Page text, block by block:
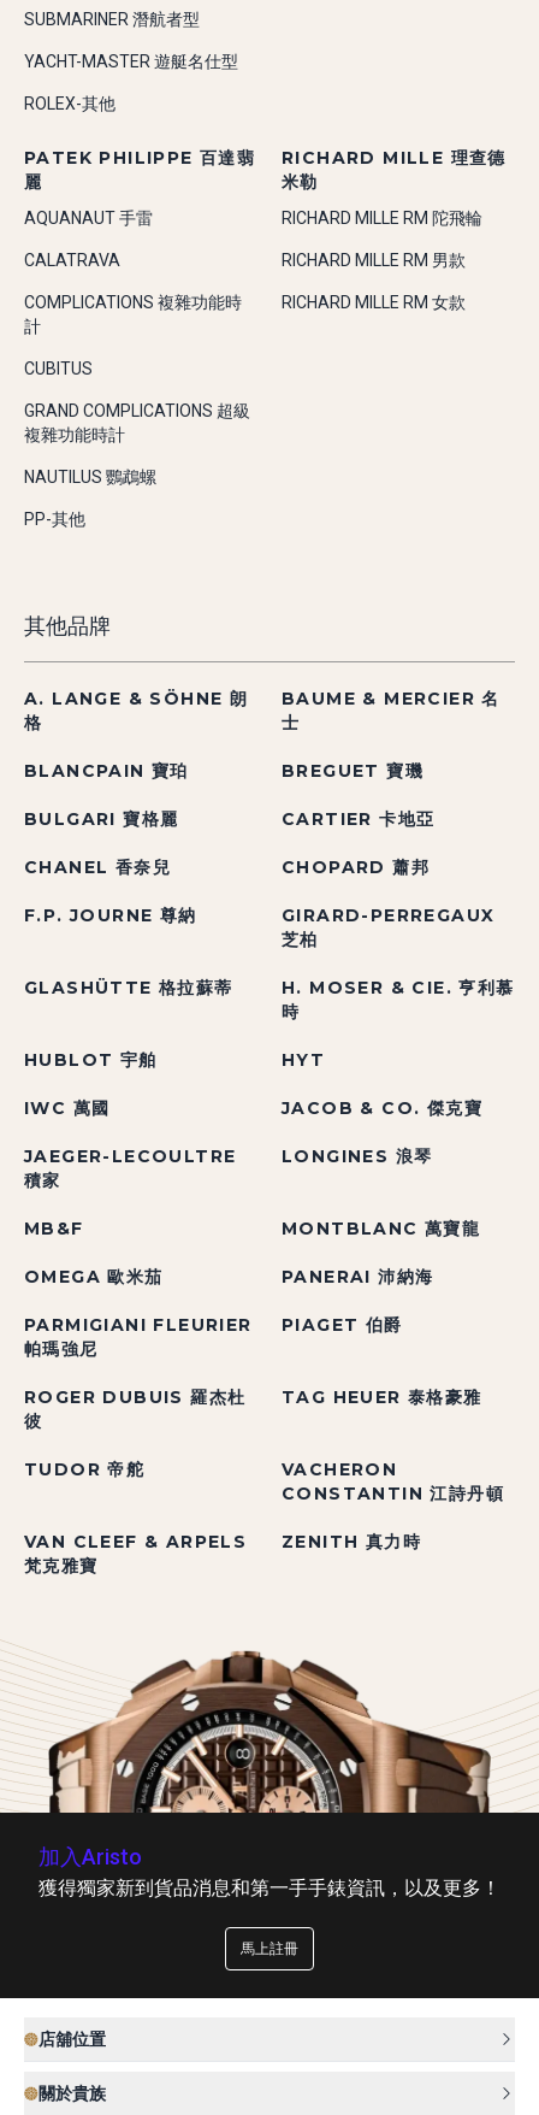
SUBMARINER 潛航者型
YACHT-MASTER 遊艇名仕型
ROLEX-其他
PATEK PHILIPPE 百達翡
麗
AQUANAUT 手雷
CALATRAVA
COMPLICATIONS 複雜功能時
計
CUBITUS
GRAND COMPLICATIONS 超級
複雜功能時計
NAUTILUS 鸚鵡螺
PP-其他
RICHARD MILLE 理查德
米勒
RICHARD MILLE RM 陀飛輪
RICHARD MILLE RM 男款
RICHARD MILLE RM 女款
其他品牌
A. LANGE & SÖHNE 朗
格
BAUME & MERCIER 名
士
BLANCPAIN 寶珀 BREGUET 寶璣
BULGARI 寶格麗 CARTIER 卡地亞
CHANEL 香奈兒 CHOPARD 蕭邦
F.P. JOURNE 尊納
GIRARD-PERREGAUX
芝柏
GLASHÜTTE 格拉蘇蒂
H. MOSER & CIE. 亨利慕
時
HUBLOT 宇舶 HYT
IWC 萬國 JACOB & CO. 傑克寶
JAEGER-LECOULTRE
積家
LONGINES 浪琴
MB&F MONTBLANC 萬寶龍
OMEGA 歐米茄 PANERAI 沛納海
PARMIGIANI FLEURIER
帕瑪強尼
PIAGET 伯爵
ROGER DUBUIS 羅杰杜
彼
TAG HEUER 泰格豪雅
TUDOR 帝舵
VACHERON
CONSTANTIN 江詩丹頓
VAN CLEEF & ARPELS
梵克雅寶
ZENITH 真力時
加入Aristo
獲得獨家新到貨品消息和第一手手錶資訊，以及更多！
馬上註冊
店舖位置
關於貴族